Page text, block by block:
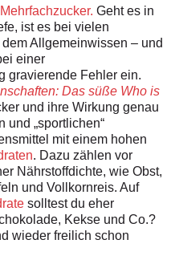
Geht es in
ist es bei vielen
Allgemeinwissen – und
einer
gravierende Fehler ein.
Das süße Who is
und ihre Wirkung genau
und „sportlichen“
mit einem hohen
. Dazu zählen vor
Nährstoffdichte, wie Obst,
und Vollkornreis. Auf
solltest du eher
Kekse und Co.?
wieder freilich schon